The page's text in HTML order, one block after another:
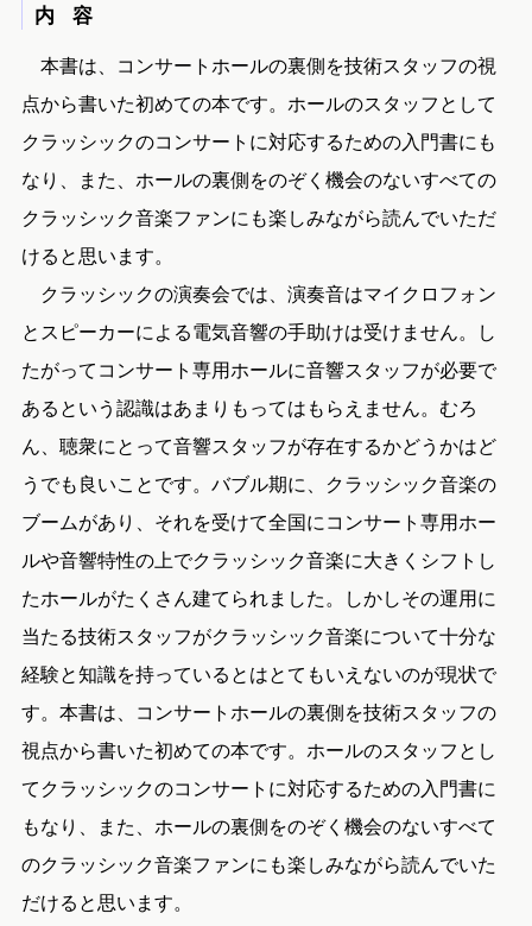
内 容
本書は、コンサートホールの裏側を技術スタッフの視
点から書いた初めての本です。ホールのスタッフとして
クラッシックのコンサートに対応するための入門書にも
なり、また、ホールの裏側をのぞく機会のないすべての
クラッシック音楽ファンにも楽しみながら読んでいただ
けると思います。
クラッシックの演奏会では、演奏音はマイクロフォン
とスピーカーによる電気音響の手助けは受けません。し
たがってコンサート専用ホールに音響スタッフが必要で
あるという認識はあまりもってはもらえません。むろ
ん、聴衆にとって音響スタッフが存在するかどうかはど
うでも良いことです。バブル期に、クラッシック音楽の
ブームがあり、それを受けて全国にコンサート専用ホー
ルや音響特性の上でクラッシック音楽に大きくシフトし
たホールがたくさん建てられました。しかしその運用に
当たる技術スタッフがクラッシック音楽について十分な
経験と知識を持っているとはとてもいえないのが現状で
す。本書は、コンサートホールの裏側を技術スタッフの
視点から書いた初めての本です。ホールのスタッフとし
てクラッシックのコンサートに対応するための入門書に
もなり、また、ホールの裏側をのぞく機会のないすべて
のクラッシック音楽ファンにも楽しみながら読んでいた
だけると思います。